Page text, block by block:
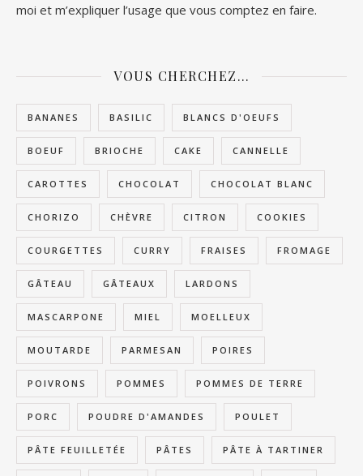
moi et m’expliquer l’usage que vous comptez en faire.
VOUS CHERCHEZ…
BANANES BASILIC BLANCS D'OEUFS
BOEUF BRIOCHE CAKE CANNELLE
CAROTTES CHOCOLAT CHOCOLAT BLANC
CHORIZO CHÈVRE CITRON COOKIES
COURGETTES CURRY FRAISES FROMAGE
GÂTEAU GÂTEAUX LARDONS
MASCARPONE MIEL MOELLEUX
MOUTARDE PARMESAN POIRES
POIVRONS POMMES POMMES DE TERRE
PORC POUDRE D'AMANDES POULET
PÂTE FEUILLETÉE PÂTES PÂTE À TARTINER